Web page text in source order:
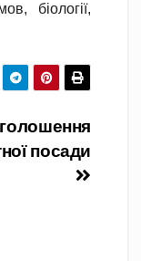
біології,
посади